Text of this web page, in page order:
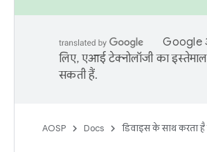
Google
लिए, एआई टेक्नोलॉजी का
सकती हैं.
AOSP Docs डिवाइस के साथ करता है